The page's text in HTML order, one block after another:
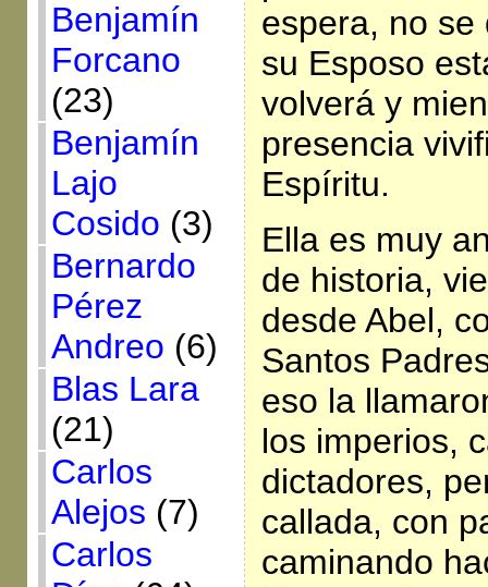
Benjamín
Forcano
(23)
Benjamín
Lajo
Cosido (3)
Bernardo
Pérez
Andreo (6)
Blas Lara
(21)
Carlos
Alejos (7)
Carlos
espera, no se
su Esposo
volverá y
presencia
Espíritu.
Ella es muy
de historia,
desde Abel,
Santos
eso la
los imperios,
dictadores,
callada, con
caminando